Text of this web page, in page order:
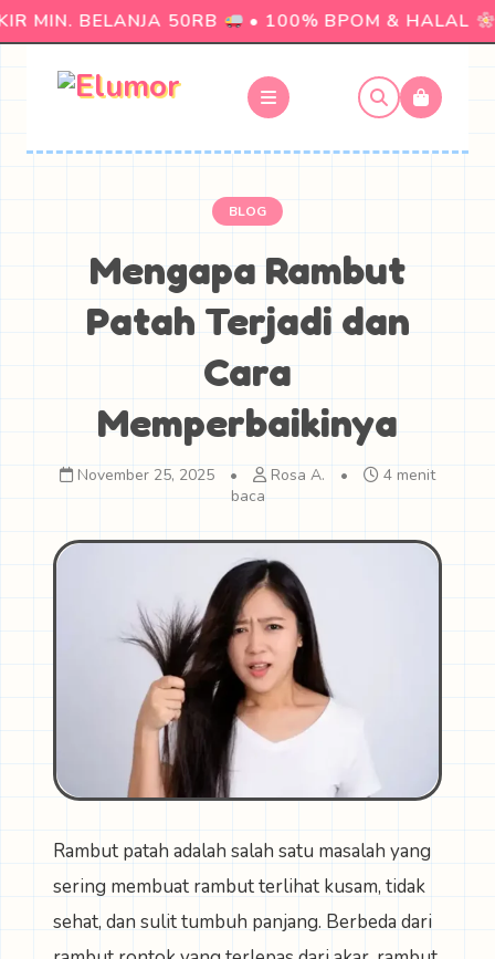
MIN. BELANJA 50RB • 100% BPOM & HALAL
BLOG
Mengapa Rambut
Patah Terjadi dan
Cara
Memperbaikinya
November 25, 2025 • Rosa A. •
4 menit
baca
Rambut patah adalah salah satu masalah yang
sering membuat rambut terlihat kusam, tidak
sehat, dan sulit tumbuh panjang. Berbeda dari